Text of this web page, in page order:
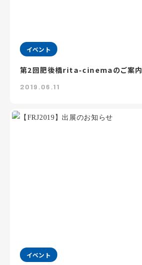
イベント
第2回肥後橋rita-cinemaのご案内
2019.06.11
イベント